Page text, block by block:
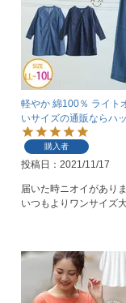
軽やか 綿100％ ライト
いサイズの通販ならハ
購入者
投稿日 2021/11/17
届いた時ニオイがあり
いつもよりワンサイズ